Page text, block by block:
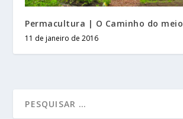
Permacultura | O Caminho do meio
11 de janeiro de 2016